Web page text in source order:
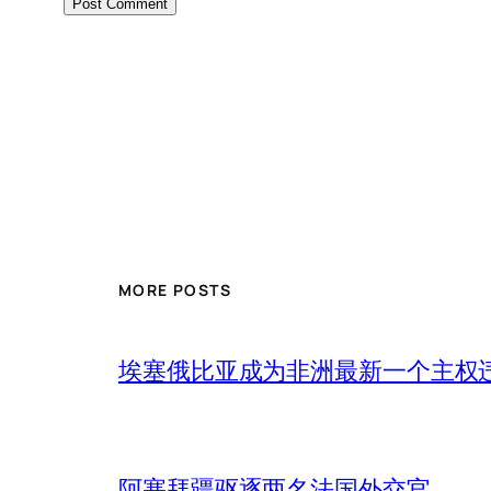
MORE POSTS
埃塞俄比亚成为非洲最新一个主权